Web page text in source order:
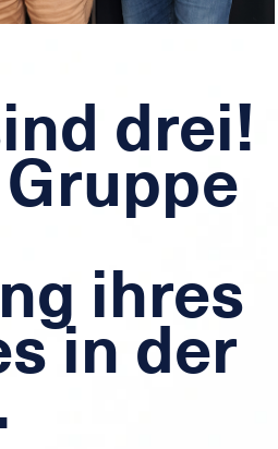
drei!
ihres
in der